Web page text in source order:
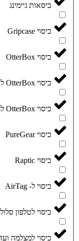
כיסאות גיימינג
כיסוי Gripcase
כיסוי OtterBox
כיסוי OtterBox לאייפון
כיסוי OtterBox לגלקסי
כיסוי PureGear
כיסוי Raptic
כיסוי ל- AirTag
כיסוי לטלפון סלולרי
כיסוי למצלמה ועדשה